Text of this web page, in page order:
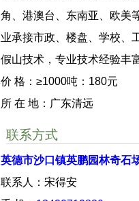
角、港澳台、东南亚、欧美
业承接市政、楼盘、学校、
假山技术，专业技术经验丰
价 格：≥1000吨：180元
所 在 地：广东清远
联系方式
英德市沙口镇英鹏园林奇石
联系人：宋得安